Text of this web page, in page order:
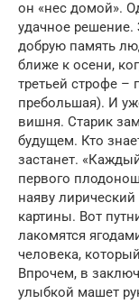
он «нес домой».
удачное решение.
добрую память
ближе к осени,
третьей строфе –
пребольшая). И
вишня. Старик
будущем. Кто
застанет.
первого
наяву
картины. Вот
лакомятся
человека,
Впрочем, в
улыбкой машет